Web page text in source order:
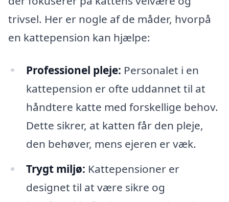
trivsel. Her er nogle af de måder, hvorpå
en kattepension kan hjælpe:
Professionel pleje: Personalet i en
kattepension er ofte uddannet til at
håndtere katte med forskellige behov.
Dette sikrer, at katten får den pleje,
den behøver, mens ejeren er væk.
Trygt miljø: Kattepensioner er
designet til at være sikre og